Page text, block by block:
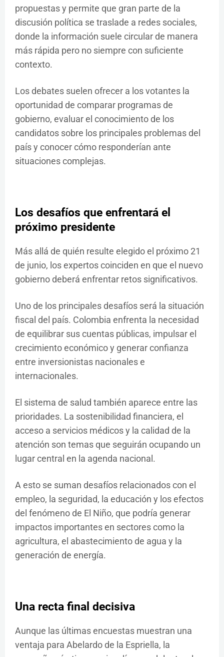
propuestas y permite que gran parte de la
discusión política se traslade a redes sociales,
donde la información suele circular de manera
más rápida pero no siempre con suficiente
contexto.
Los debates suelen ofrecer a los votantes la
oportunidad de comparar programas de
gobierno, evaluar el conocimiento de los
candidatos sobre los principales problemas del
país y conocer cómo responderían ante
situaciones complejas.
Los desafíos que enfrentará el
próximo presidente
Más allá de quién resulte elegido el próximo 21
de junio, los expertos coinciden en que el nuevo
gobierno deberá enfrentar retos significativos.
Uno de los principales desafíos será la situación
fiscal del país. Colombia enfrenta la necesidad
de equilibrar sus cuentas públicas, impulsar el
crecimiento económico y generar confianza
entre inversionistas nacionales e
internacionales.
El sistema de salud también aparece entre las
prioridades. La sostenibilidad financiera, el
acceso a servicios médicos y la calidad de la
atención son temas que seguirán ocupando un
lugar central en la agenda nacional.
A esto se suman desafíos relacionados con el
empleo, la seguridad, la educación y los efectos
del fenómeno de El Niño, que podría generar
impactos importantes en sectores como la
agricultura, el abastecimiento de agua y la
generación de energía.
Una recta final decisiva
Aunque las últimas encuestas muestran una
ventaja para Abelardo de la Espriella, la